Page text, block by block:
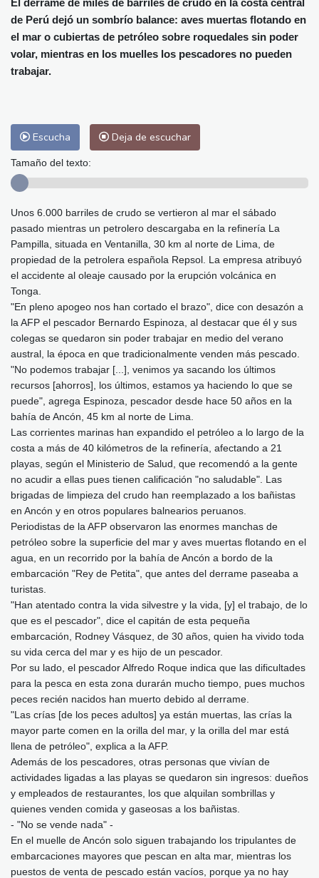
Málaga
26 °C Murcia
27 °C
Las Palmas de Gran Canaria
27 °C
Ibiza
28 °C Buenos Aires
10 °C
de Perú dejó un sombrío balance: aves muertas flotando en
el mar o cubiertas de petróleo sobre roquedales sin poder
volar, mientras en los muelles los pescadores no pueden
trabajar.
Escucha Deja de escuchar
Tamaño del texto:
Unos 6.000 barriles de crudo se vertieron al mar el sábado
pasado mientras un petrolero descargaba en la refinería La
Pampilla, situada en Ventanilla, 30 km al norte de Lima, de
propiedad de la petrolera española Repsol. La empresa atribuyó
el accidente al oleaje causado por la erupción volcánica en
Tonga.
"En pleno apogeo nos han cortado el brazo", dice con desazón a
la AFP el pescador Bernardo Espinoza, al destacar que él y sus
colegas se quedaron sin poder trabajar en medio del verano
austral, la época en que tradicionalmente venden más pescado.
"No podemos trabajar [...], venimos ya sacando los últimos
recursos [ahorros], los últimos, estamos ya haciendo lo que se
puede", agrega Espinoza, pescador desde hace 50 años en la
bahía de Ancón, 45 km al norte de Lima.
Las corrientes marinas han expandido el petróleo a lo largo de la
costa a más de 40 kilómetros de la refinería, afectando a 21
playas, según el Ministerio de Salud, que recomendó a la gente
no acudir a ellas pues tienen calificación "no saludable". Las
brigadas de limpieza del crudo han reemplazado a los bañistas
en Ancón y en otros populares balnearios peruanos.
Periodistas de la AFP observaron las enormes manchas de
petróleo sobre la superficie del mar y aves muertas flotando en el
agua, en un recorrido por la bahía de Ancón a bordo de la
embarcación "Rey de Petita", que antes del derrame paseaba a
turistas.
"Han atentado contra la vida silvestre y la vida, [y] el trabajo, de lo
que es el pescador", dice el capitán de esta pequeña
embarcación, Rodney Vásquez, de 30 años, quien ha vivido toda
su vida cerca del mar y es hijo de un pescador.
Por su lado, el pescador Alfredo Roque indica que las dificultades
para la pesca en esta zona durarán mucho tiempo, pues muchos
peces recién nacidos han muerto debido al derrame.
"Las crías [de los peces adultos] ya están muertas, las crías la
mayor parte comen en la orilla del mar, y la orilla del mar está
llena de petróleo", explica a la AFP.
Además de los pescadores, otras personas que vivían de
actividades ligadas a las playas se quedaron sin ingresos: dueños
y empleados de restaurantes, los que alquilan sombrillas y
quienes venden comida y gaseosas a los bañistas.
- "No se vende nada" -
En el muelle de Ancón solo siguen trabajando los tripulantes de
embarcaciones mayores que pescan en alta mar, mientras los
puestos de venta de pescado están vacíos, porque ya no hay